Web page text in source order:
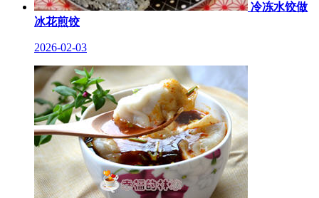
冷冻水饺做
冰花煎饺
2026-02-03